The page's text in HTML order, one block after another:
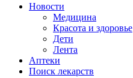
Новости
Медицина
Красота и здоровье
Дети
Лента
Аптеки
Поиск лекарств